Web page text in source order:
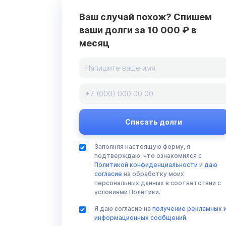
Ваш случай похож? Спишем
ваши долги за 10 000 ₽ в
месяц
Заполняя настоящую форму, я
подтверждаю, что ознакомился с
Политикой конфиденциальности и даю
согласие на обработку моих
персональных данных в соответствии с
условиями Политики.
Я даю согласие на получение рекламных
информационных сообщений.